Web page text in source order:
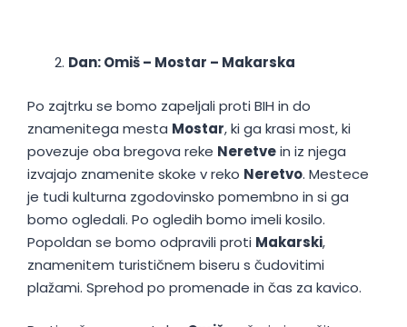
Dan: Omiš – Mostar – Makarska
Po zajtrku se bomo zapeljali proti BIH in do
znamenitega mesta Mostar, ki ga krasi most, ki
povezuje oba bregova reke Neretvein iz njega
izvajajo znamenite skoke v reko Neretvo. Mestece
je tudi kulturna zgodovinsko pomembno in si ga
bomo ogledali. Po ogledih bomo imeli kosilo.
Popoldan se bomo odpravili proti Makarski,
znamenitem turističnem biseru s čudovitimi
plažami. Sprehod po promenade in čas za kavico.